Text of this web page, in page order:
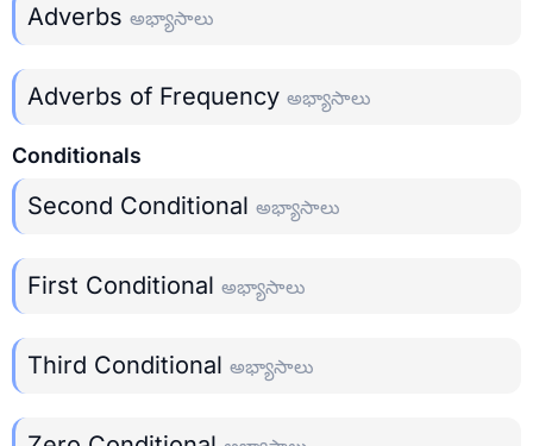
Adverbs అభ్యాసాలు
Adverbs of Frequency అభ్యాసాలు
Conditionals
Second Conditional అభ్యాసాలు
First Conditional అభ్యాసాలు
Third Conditional అభ్యాసాలు